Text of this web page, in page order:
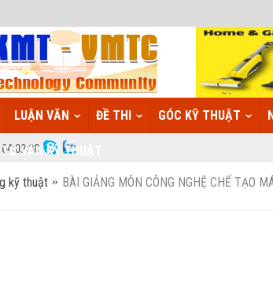
LUẬN VĂN ĐỀ THI GÓC KỸ THUẬT
VẤN KỸ THUẬT
04:02:39
kỹ thuật
BÀI GIẢNG MÔN CÔNG NGHỆ CHẾ TẠO